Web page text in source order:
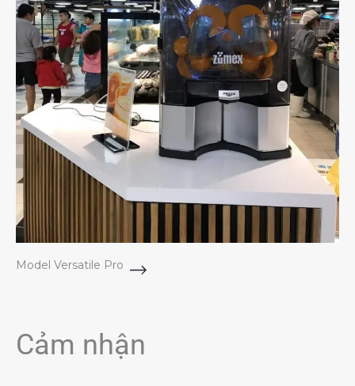
Model Versatile Pro
Cảm nhận